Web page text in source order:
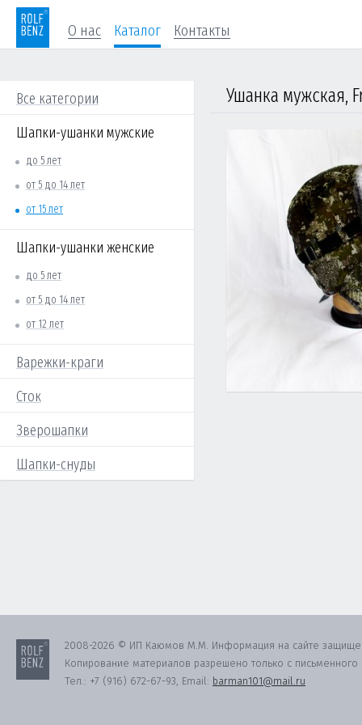
О нас Каталог Контакты
Все категории
Шапки-ушанки мужские
до 5 лет
от 5 до 14 лет
от 15 лет
Шапки-ушанки женские
до 5 лет
от 5 до 14 лет
от 12 лет
Варежки-краги
Сток
Зверошапки
Шапки-снуды
Ушанка мужская,
2008-2026 © ИП Каюмов М.М. Информация на сайте
Копирование материалов разрешено только с письменного
Тел.: +7 (916) 672-67-93, Email: barman101@mail.ru